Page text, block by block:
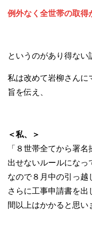
例外なく全世帯の取得
というのがあり得ない
私は改めて岩柳さんに
旨を伝え、
＜私、＞
「８世帯全てから署
出せないルールになっ
なので８月中の引っ越
さらに工事申請書を出
間以上はかかると思い